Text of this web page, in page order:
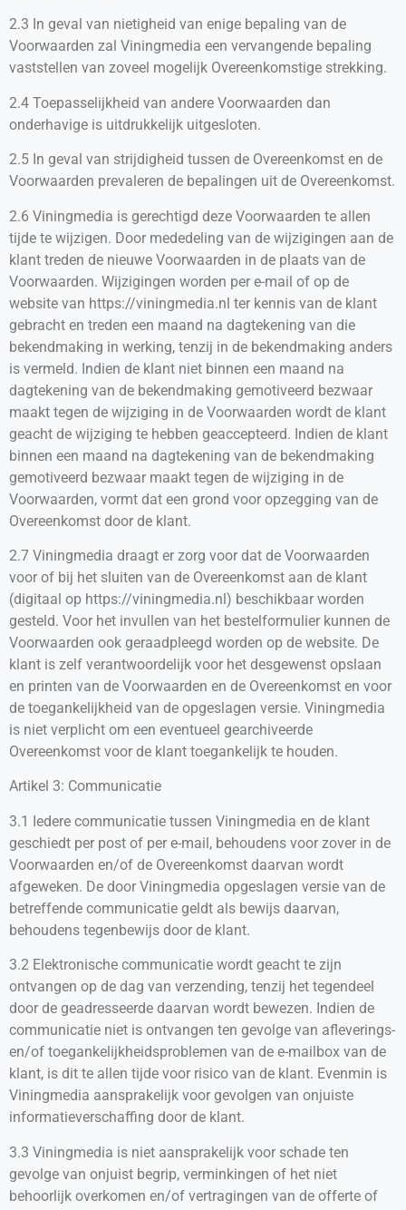
2.3 In geval van nietigheid van enige bepaling van de
Voorwaarden zal Viningmedia een vervangende bepaling
vaststellen van zoveel mogelijk Overeenkomstige strekking.
2.4 Toepasselijkheid van andere Voorwaarden dan
onderhavige is uitdrukkelijk uitgesloten.
2.5 In geval van strijdigheid tussen de Overeenkomst en de
Voorwaarden prevaleren de bepalingen uit de Overeenkomst.
2.6 Viningmedia is gerechtigd deze Voorwaarden te allen
tijde te wijzigen. Door mededeling van de wijzigingen aan de
klant treden de nieuwe Voorwaarden in de plaats van de
Voorwaarden. Wijzigingen worden per e-mail of op de
website van https://viningmedia.nl ter kennis van de klant
gebracht en treden een maand na dagtekening van die
bekendmaking in werking, tenzij in de bekendmaking anders
is vermeld. Indien de klant niet binnen een maand na
dagtekening van de bekendmaking gemotiveerd bezwaar
maakt tegen de wijziging in de Voorwaarden wordt de klant
geacht de wijziging te hebben geaccepteerd. Indien de klant
binnen een maand na dagtekening van de bekendmaking
gemotiveerd bezwaar maakt tegen de wijziging in de
Voorwaarden, vormt dat een grond voor opzegging van de
Overeenkomst door de klant.
2.7 Viningmedia draagt er zorg voor dat de Voorwaarden
voor of bij het sluiten van de Overeenkomst aan de klant
(digitaal op https://viningmedia.nl) beschikbaar worden
gesteld. Voor het invullen van het bestelformulier kunnen de
Voorwaarden ook geraadpleegd worden op de website. De
klant is zelf verantwoordelijk voor het desgewenst opslaan
en printen van de Voorwaarden en de Overeenkomst en voor
de toegankelijkheid van de opgeslagen versie. Viningmedia
is niet verplicht om een eventueel gearchiveerde
Overeenkomst voor de klant toegankelijk te houden.
Artikel 3: Communicatie
3.1 Iedere communicatie tussen Viningmedia en de klant
geschiedt per post of per e-mail, behoudens voor zover in de
Voorwaarden en/of de Overeenkomst daarvan wordt
afgeweken. De door Viningmedia opgeslagen versie van de
betreffende communicatie geldt als bewijs daarvan,
behoudens tegenbewijs door de klant.
3.2 Elektronische communicatie wordt geacht te zijn
ontvangen op de dag van verzending, tenzij het tegendeel
door de geadresseerde daarvan wordt bewezen. Indien de
communicatie niet is ontvangen ten gevolge van afleverings-
en/of toegankelijkheidsproblemen van de e-mailbox van de
klant, is dit te allen tijde voor risico van de klant. Evenmin is
Viningmedia aansprakelijk voor gevolgen van onjuiste
informatieverschaffing door de klant.
3.3 Viningmedia is niet aansprakelijk voor schade ten
gevolge van onjuist begrip, verminkingen of het niet
behoorlijk overkomen en/of vertragingen van de offerte of